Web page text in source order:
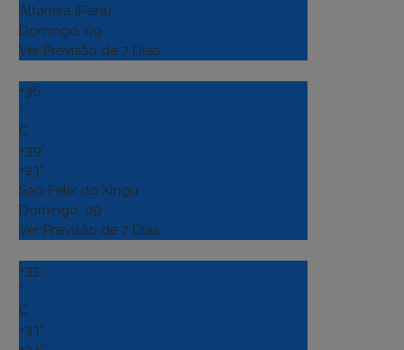
Altamira (Para)
Domingo, 09
Ver Previsão de 7 Dias
+36
°
C
+39°
+23°
Sao Felix do Xingu
Domingo, 09
Ver Previsão de 7 Dias
+33
°
C
+33°